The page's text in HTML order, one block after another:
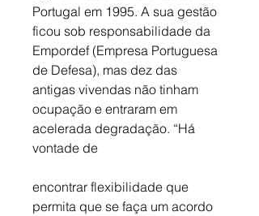
Portugal em 1995. A sua gestão
ficou sob responsabilidade da
Empordef (Empresa Portuguesa
de Defesa), mas dez das
antigas vivendas não tinham
ocupação e entraram em
acelerada degradação. “Há
vontade de
encontrar flexibilidade que
permita que se faça um acordo